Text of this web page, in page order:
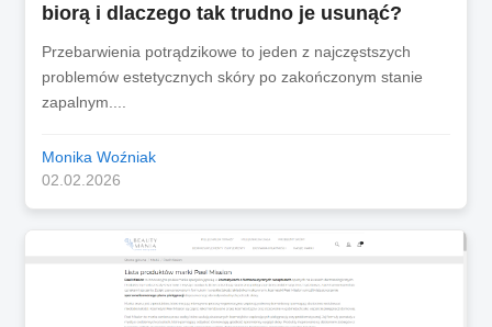
biorą i dlaczego tak trudno je usunąć?
Przebarwienia potrądzikowe to jeden z najczęstszych
problemów estetycznych skóry po zakończonym stanie
zapalnym....
Monika Woźniak
02.02.2026